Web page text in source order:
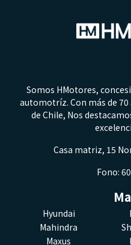
Somos HMotores,
automotríz. Con más de
de Chile, Nos
Casa matriz, 15
Fono:
Hyundai
Mahindra
Maxus